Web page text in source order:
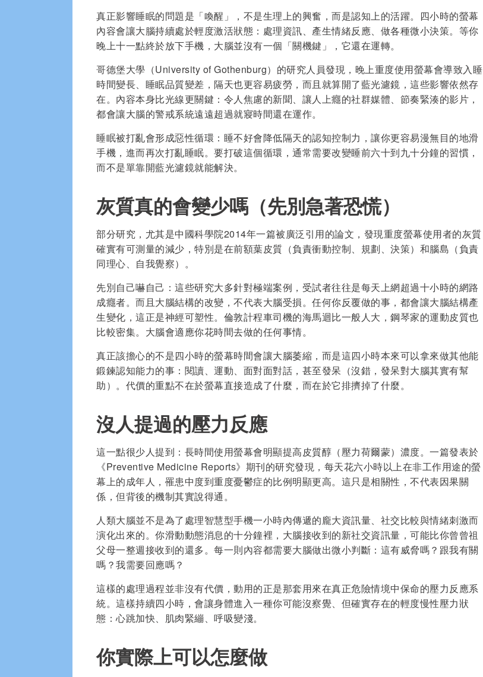
真正影響睡眠的問題是「喚醒」，不是生理上的興奮，而是認知上的活躍。四小時的螢幕
內容會讓大腦持續處於輕度激活狀態：處理資訊、產生情緒反應、做各種微小決策。等你
晚上十一點終於放下手機，大腦並沒有一個「關機鍵」，它還在運轉。
哥德堡大學（University of Gothenburg）的研究人員發現，晚上重度使用螢幕會導致入睡
時間變長、睡眠品質變差，隔天也更容易疲勞，而且就算開了藍光濾鏡，這些影響依然存
在。內容本身比光線更關鍵：令人焦慮的新聞、讓人上癮的社群媒體、節奏緊湊的影片，
都會讓大腦的警戒系統遠遠超過就寢時間還在運作。
睡眠被打亂會形成惡性循環：睡不好會降低隔天的認知控制力，讓你更容易漫無目的地滑
手機，進而再次打亂睡眠。要打破這個循環，通常需要改變睡前六十到九十分鐘的習慣，
而不是單靠開藍光濾鏡就能解決。
灰質真的會變少嗎（先別急著恐慌）
部分研究，尤其是中國科學院2014年一篇被廣泛引用的論文，發現重度螢幕使用者的灰質
確實有可測量的減少，特別是在前額葉皮質（負責衝動控制、規劃、決策）和腦島（負責
同理心、自我覺察）。
先別自己嚇自己：這些研究大多針對極端案例，受試者往往是每天上網超過十小時的網路
成癮者。而且大腦結構的改變，不代表大腦受損。任何你反覆做的事，都會讓大腦結構產
生變化，這正是神經可塑性。倫敦計程車司機的海馬迴比一般人大，鋼琴家的運動皮質也
比較密集。大腦會適應你花時間去做的任何事情。
真正該擔心的不是四小時的螢幕時間會讓大腦萎縮，而是這四小時本來可以拿來做其他能
鍛鍊認知能力的事：閱讀、運動、面對面對話，甚至發呆（沒錯，發呆對大腦其實有幫
助）。代價的重點不在於螢幕直接造成了什麼，而在於它排擠掉了什麼。
沒人提過的壓力反應
這一點很少人提到：長時間使用螢幕會明顯提高皮質醇（壓力荷爾蒙）濃度。一篇發表於
《Preventive Medicine Reports》期刊的研究發現，每天花六小時以上在非工作用途的螢
幕上的成年人，罹患中度到重度憂鬱症的比例明顯更高。這只是相關性，不代表因果關
係，但背後的機制其實說得通。
人類大腦並不是為了處理智慧型手機一小時內傳遞的龐大資訊量、社交比較與情緒刺激而
演化出來的。你滑動動態消息的十分鐘裡，大腦接收到的新社交資訊量，可能比你曾曾祖
父母一整週接收到的還多。每一則內容都需要大腦做出微小判斷：這有威脅嗎？跟我有關
嗎？我需要回應嗎？
這樣的處理過程並非沒有代價，動用的正是那套用來在真正危險情境中保命的壓力反應系
統。這樣持續四小時，會讓身體進入一種你可能沒察覺、但確實存在的輕度慢性壓力狀
態：心跳加快、肌肉緊繃、呼吸變淺。
你實際上可以怎麼做